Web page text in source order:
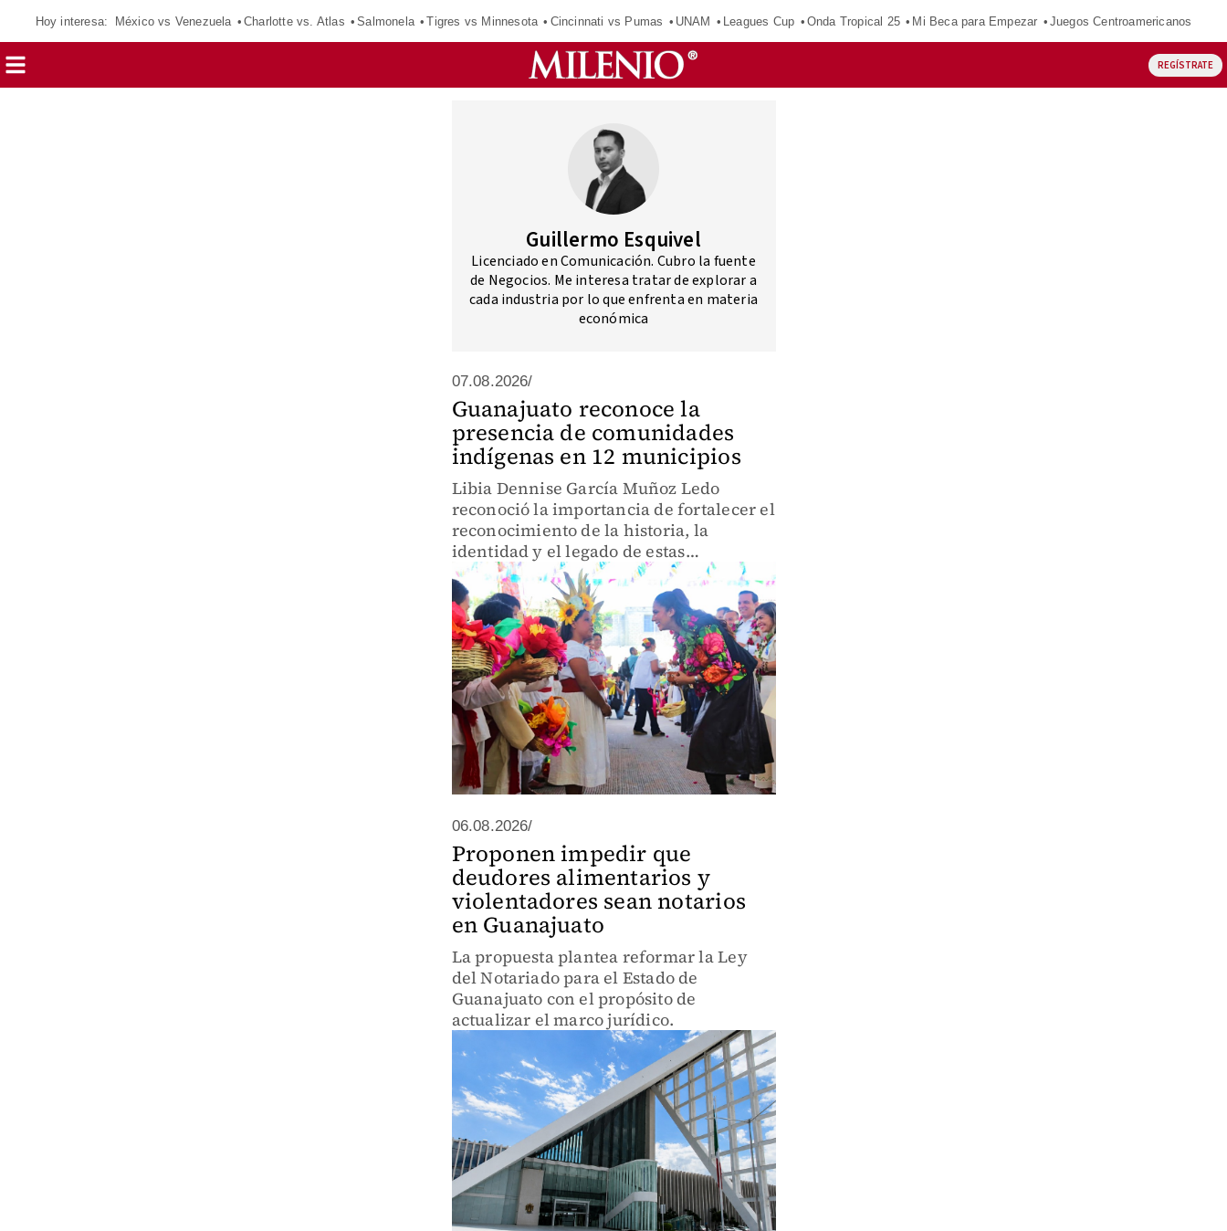
Hoy interesa: México vs Venezuela Charlotte vs. Atlas Salmonela Tigres vs Minnesota Cincinnati vs Pumas UNAM Leagues Cup Onda Tropical 25 Mi Beca para Empezar Juegos Centroamericanos
REGÍSTRATE
Guillermo Esquivel
Licenciado en Comunicación. Cubro la fuente
de Negocios. Me interesa tratar de explorar a
cada industria por lo que enfrenta en materia
económica
07.08.2026/
Guanajuato reconoce la
presencia de comunidades
indígenas en 12 municipios
Libia Dennise García Muñoz Ledo
reconoció la importancia de fortalecer el
reconocimiento de la historia, la
identidad y el legado de estas
comunidades.
06.08.2026/
Proponen impedir que
deudores alimentarios y
violentadores sean notarios
en Guanajuato
La propuesta plantea reformar la Ley
del Notariado para el Estado de
Guanajuato con el propósito de
actualizar el marco jurídico.